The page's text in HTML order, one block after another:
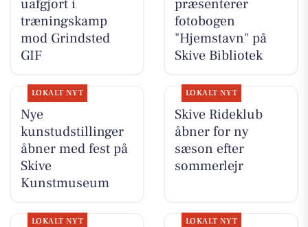
uafgjort i
træningskamp
mod Grindsted
GIF
præsenterer
fotobogen
"Hjemstavn" på
Skive Bibliotek
LOKALT NYT
Nye
kunstudstillinger
åbner med fest på
Skive
Kunstmuseum
LOKALT NYT
Skive Rideklub
åbner for ny
sæson efter
sommerlejr
LOKALT NYT LOKALT NYT